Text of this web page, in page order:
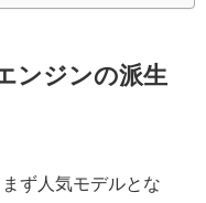
ンジンの派生
ず人気モデルとな